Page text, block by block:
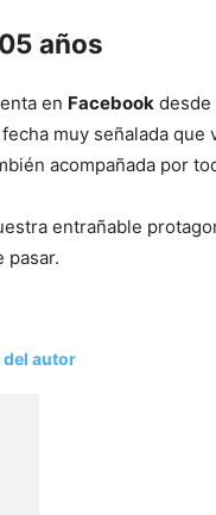
años
en Facebook desde
muy señalada
acompañada por
entrañable
pasar.
del autor